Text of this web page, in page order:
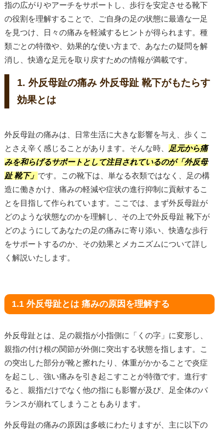
指の広がりやアーチをサポートし、歩行を安定させる靴下
の役割を理解することで、ご自身の足の状態に最適な一足
を見つけ、日々の痛みを軽減するヒントが得られます。種
類ごとの特徴や、効果的な使い方まで、あなたの疑問を解
消し、快適な足元を取り戻すための情報が満載です。
1. 外反母趾の痛み 外反母趾 靴下がもたらす
効果とは
外反母趾の痛みは、日常生活に大きな影響を与え、歩くこ
とさえ辛く感じることがあります。そんな時、 足元から痛
みを和らげるサポートとして注目されているのが「外反母
趾 靴下」 です。この靴下は、単なる衣類ではなく、足の構
造に働きかけ、痛みの軽減や症状の進行抑制に貢献するこ
とを目指して作られています。ここでは、まず外反母趾が
どのような状態なのかを理解し、その上で外反母趾 靴下が
どのようにしてあなたの足の痛みに寄り添い、快適な歩行
をサポートするのか、その効果とメカニズムについて詳し
く解説いたします。
1.1 外反母趾とは 痛みの原因を理解する
外反母趾とは、足の親指が小指側に「くの字」に変形し、
親指の付け根の関節が外側に突出する状態を指します。こ
の突出した部分が靴と擦れたり、体重がかかることで炎症
を起こし、強い痛みを引き起こすことが特徴です。進行す
ると、親指だけでなく他の指にも影響が及び、足全体のバ
ランスが崩れてしまうこともあります。
外反母趾の痛みの原因は多岐にわたりますが、主に以下の